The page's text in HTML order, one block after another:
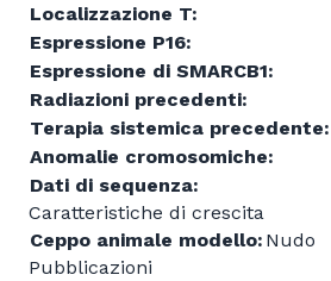
Localizzazione T:
Espressione P16:
Espressione di SMARCB1:
Radiazioni precedenti:
Terapia sistemica precedente:
Anomalie cromosomiche:
Dati di sequenza:
Caratteristiche di crescita
Ceppo animale modello: Nudo
Pubblicazioni